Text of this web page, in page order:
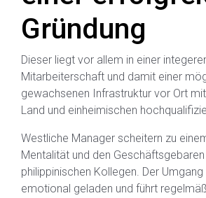
Gründung
Dieser liegt vor allem in einer
Mitarbeiterschaft und damit einer
gewachsenen Infrastruktur vor Ort
Land und einheimischen
Westliche Manager scheitern zu
Mentalität und den
philippinischen Kollegen. Der
emotional geladen und führt